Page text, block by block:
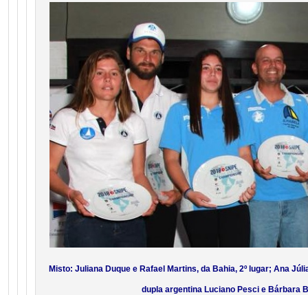
Misto: Juliana Duque e Rafael Martins, da Bahia, 2º lugar; Ana
dupla argentina Luciano Pesci e Bárbara